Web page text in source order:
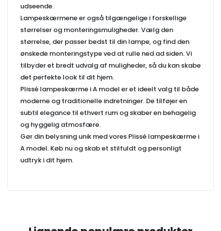
udseende.
Lampeskærmene er også tilgængelige i forskellige
størrelser og monteringsmuligheder. Vælg den
størrelse, der passer bedst til din lampe, og find den
ønskede monteringstype ved at rulle ned ad siden. Vi
tilbyder et bredt udvalg af muligheder, så du kan skabe
det perfekte look til dit hjem.
Plissé lampeskærme i A model er et ideelt valg til både
moderne og traditionelle indretninger. De tilføjer en
subtil elegance til ethvert rum og skaber en behagelig
og hyggelig atmosfære.
Gør din belysning unik med vores Plissé lampeskærme i
A model. Køb nu og skab et stilfuldt og personligt
udtryk i dit hjem.